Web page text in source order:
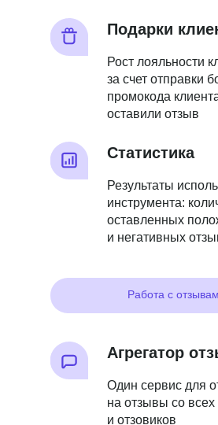
Подарки
Рост лояльности
за счет отправки
промокода
оставили отзыв
Статистика
Результаты
инструмента:
оставленных
и негативных
Агрегатор
Один сервис для
на отзывы со всех
и отзовиков
Работа с